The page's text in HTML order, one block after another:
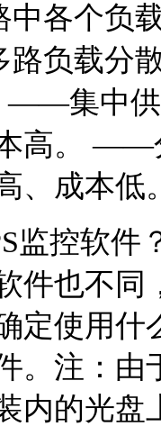
中各个负
路负载分
——集中供
高。 ——
、成本低
监控软件
件也不同
定使用什
。注：由
内的光盘